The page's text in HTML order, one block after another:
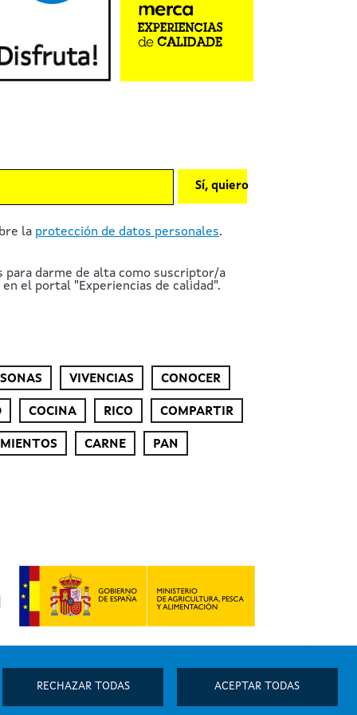
RECHAZAR TODAS ACEPTAR TODAS
la protección de datos personales.
darme de alta como suscriptor/a
el portal "Experiencias de calidad".
Sí, quiero
VIVENCIAS CONOCER
COCINA RICO COMPARTIR
CARNE PAN